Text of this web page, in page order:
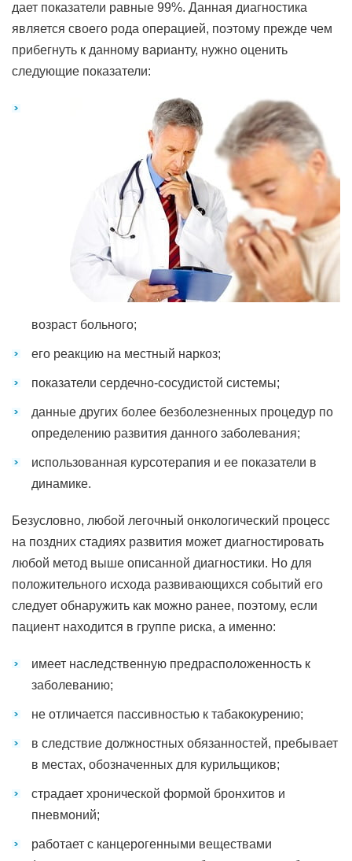
дает показатели равные 99%. Данная диагностика
является своего рода операцией, поэтому прежде чем
прибегнуть к данному варианту, нужно оценить
следующие показатели:
возраст больного;
его реакцию на местный наркоз;
показатели сердечно-сосудистой системы;
данные других более безболезненных процедур по
определению развития данного заболевания;
использованная курсотерапия и ее показатели в
динамике.
Безусловно, любой легочный онкологический процесс
на поздних стадиях развития может диагностировать
любой метод выше описанной диагностики. Но для
положительного исхода развивающихся событий его
следует обнаружить как можно ранее, поэтому, если
пациент находится в группе риска, а именно:
имеет наследственную предрасположенность к
заболеванию;
не отличается пассивностью к табакокурению;
в следствие должностных обязанностей, пребывает
в местах, обозначенных для курильщиков;
страдает хронической формой бронхитов и
пневмоний;
работает с канцерогенными веществами